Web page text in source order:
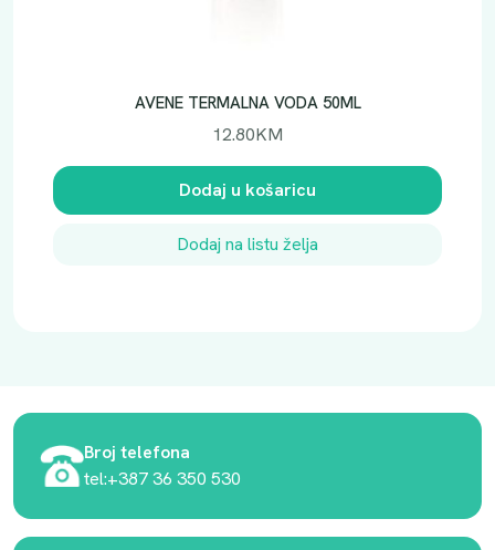
AVENE TERMALNA VODA 50ML
12.80KM
Dodaj u košaricu
Dodaj na listu želja
Broj telefona
tel:+387 36 350 530